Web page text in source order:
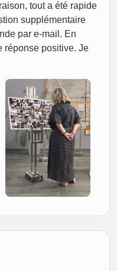
tout a été rapide
supplémentaire
par e-mail. En
réponse positive. Je